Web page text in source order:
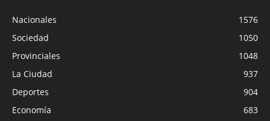
Nacionales
1576
Sociedad
1050
Provinciales
1048
La Ciudad
937
Deportes
904
Economía
683